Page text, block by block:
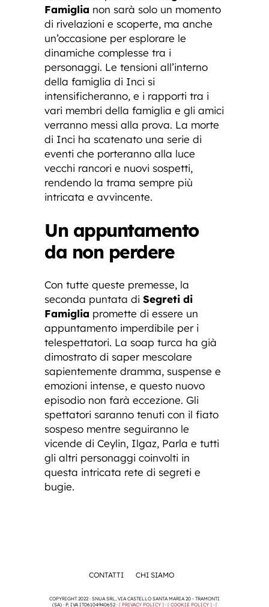
Famiglia non sarà solo un momento
di rivelazioni e scoperte, ma anche
un’occasione per esplorare le
dinamiche complesse tra i
personaggi. Le tensioni all’interno
della famiglia di Inci si
intensificheranno, e i rapporti tra i
vari membri della famiglia e gli amici
verranno messi alla prova. La morte
di Inci ha scatenato una serie di
eventi che porteranno alla luce
vecchi rancori e nuovi sospetti,
rendendo la trama sempre più
intricata e avvincente.
Un appuntamento
da non perdere
Con tutte queste premesse, la
seconda puntata di Segreti di
Famiglia promette di essere un
appuntamento imperdibile per i
telespettatori. La soap turca ha già
dimostrato di saper mescolare
sapientemente dramma, suspense e
emozioni intense, e questo nuovo
episodio non farà eccezione. Gli
spettatori saranno tenuti con il fiato
sospeso mentre seguiranno le
vicende di Ceylin, Ilgaz, Parla e tutti
gli altri personaggi coinvolti in
questa intricata rete di segreti e
bugie.
CONTATTI CHI SIAMO
COPYRIGHT 2022 · SNUA SRL, VIA CASTELLO SANTA MARIA 20 - TRAMONTI
(SA) · P. IVA IT06104940652 · [ PRIVACY POLICY ]· [ COOKIE POLICY ]· [